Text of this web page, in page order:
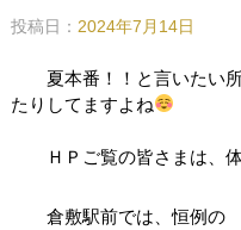
投稿日： 2024年7月14日
夏本番！！と言いたい所
たりしてますよね
ＨＰご覧の皆さまは、体
倉敷駅前では、恒例の